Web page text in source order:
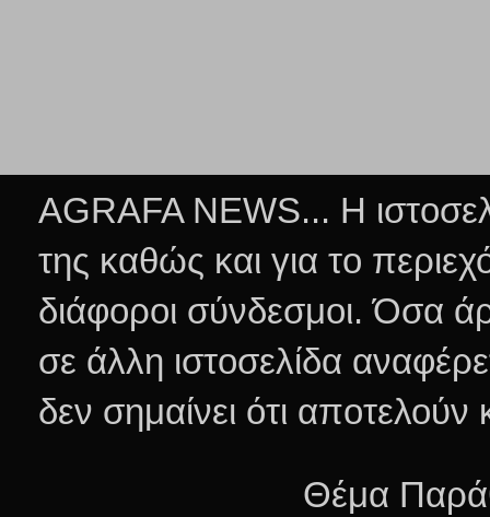
AGRAFA NEWS... Η
της καθώς και για το
διάφοροι σύνδεσμοι.Όσα
σε άλλη ιστοσελίδα
δεν σημαίνει ότι
Θέμα